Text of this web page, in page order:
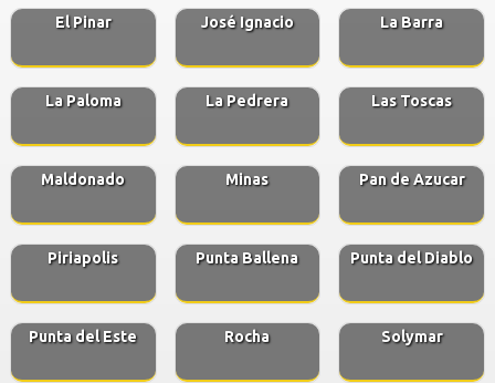
El Pinar José Ignacio La Barra
La Paloma La Pedrera Las Toscas
Maldonado Minas Pan de Azucar
Piriapolis Punta Ballena Punta del Diablo
Punta del Este Rocha Solymar